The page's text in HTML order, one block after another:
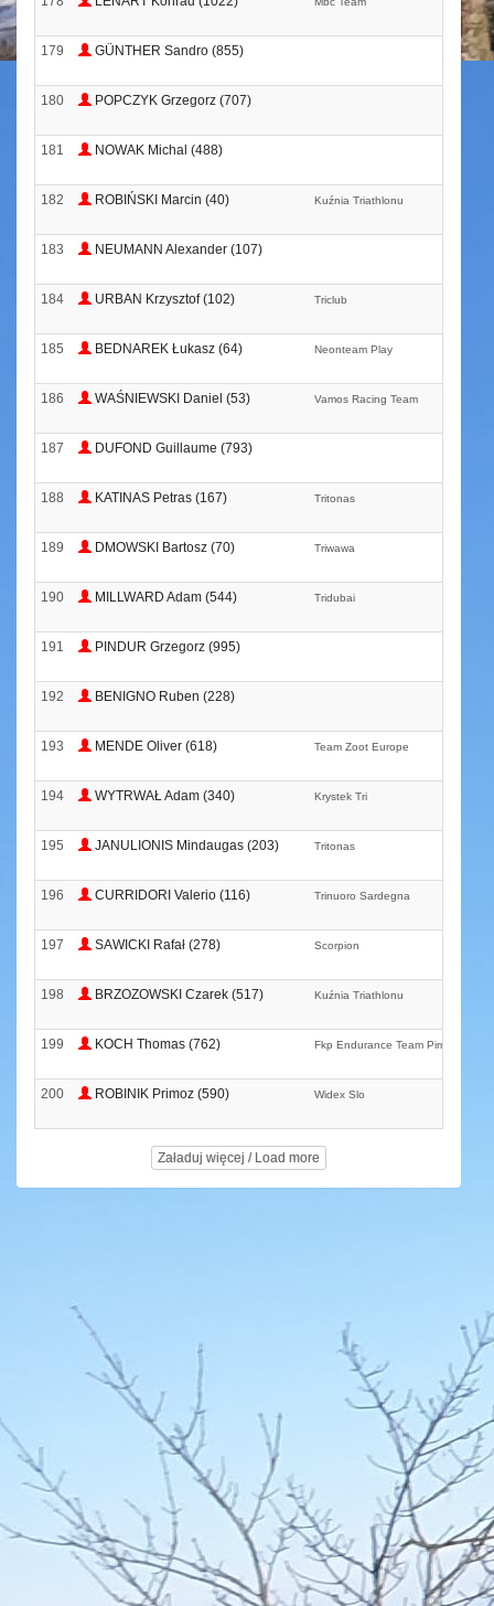
179 GÜNTHER Sandro (855)
180 POPCZYK Grzegorz (707)
181 NOWAK Michal (488)
182 ROBIŃSKI Marcin (40) Kuźnia Triathlonu
183 NEUMANN Alexander (107)
184 URBAN Krzysztof (102) Triclub
185 BEDNAREK Łukasz (64) Neonteam Play
186 WAŚNIEWSKI Daniel (53) Vamos Racing Team
187 DUFOND Guillaume (793)
188 KATINAS Petras (167) Tritonas
189 DMOWSKI Bartosz (70) Triwawa
190 MILLWARD Adam (544) Tridubai
191 PINDUR Grzegorz (995)
192 BENIGNO Ruben (228)
193 MENDE Oliver (618) Team Zoot Europe
194 WYTRWAŁ Adam (340) Krystek Tri
195 JANULIONIS Mindaugas (203) Tritonas
196 CURRIDORI Valerio (116) Trinuoro Sardegna
197 SAWICKI Rafał (278) Scorpion
198 BRZOZOWSKI Czarek (517) Kuźnia Triathlonu
199 KOCH Thomas (762) Fkp Endurance Team Pirmasens
200 ROBINIK Primoz (590) Widex Slo